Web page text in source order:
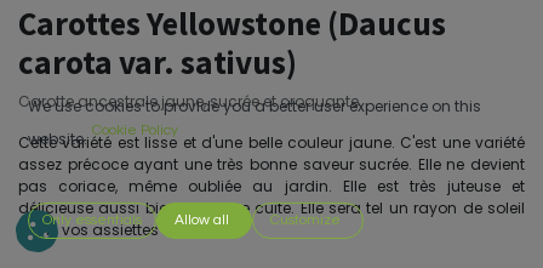
Carottes Yellowstone (Daucus
carota var. sativus)
Carotte ancestrale jaune, sucrée et croquante.
Cette variété est lisse et d'une belle couleur jaune. C'est une variété
assez précoce ayant une très bonne saveur sucrée. Elle ne devient
pas coriace, même oubliée au jardin. Elle est très juteuse et
délicieuse aussi bien crue que cuite. Elle sera tel un rayon de soleil
dans vos assiettes !
We use cookies to provide you a better user experience on this
website. Cookie Policy
Only essentials Allow all Customize